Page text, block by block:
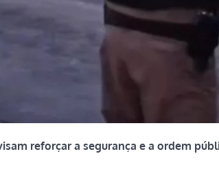
reforçar a segurança e a ordem